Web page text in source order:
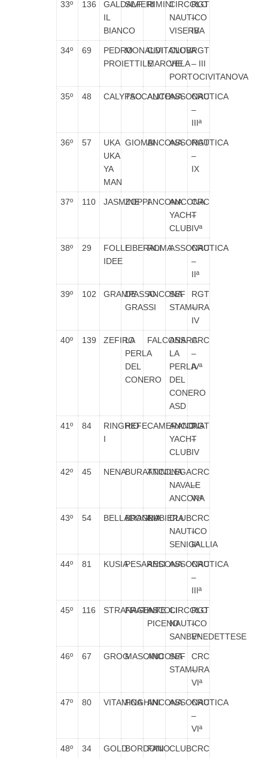
33º 136
GALDALF
IL
BIANCO
SIVIERIRIMINICIRCOLO
NAUTICO
VISERBA
RGT
–
IV
34º 69
PEDRO
PROIETTILE
MONALDICIVITANOVA
MARCHE
CLUB
VELA
PORTOCIVITANOVA
RGT
– III
35º 48 CALYPSOTACCALITE
ANCONAASSONAUTICA
CRC
–
IIIª
36º 57
UKA
UKA
YA
MAN
GIOMBIANCONAASSONAUTICA
RGT
–
IX
37º 110 JASMINE
ZOPPIANCONAANCONA
YACHT
CLUB
CRC
–
IVª
38º 29
FOLLE
IDEE
LIBERALI
ROMAASSONAUTICA
CRC
–
IIª
39º 102 GRAMPASSO
DE
GRASSI
ANCONA
SEF
STAMURA
RGT
–
IV
40º 139 ZEFIRO
LA
PERLA
DEL
CONERO
FALCONARA
ASS.
LA
PERLA
DEL
CONERO
ASD
CRC
–
IVª
41º 84
RINGHIO
I
REFECAMERANO
ANCONA
YACHT
CLUB
RGT
–
IV
42º 45 NENABURATTINI
ANCONA
LEGA
NAVALE
ANCONA
CRC
–
VIª
43º 54 BELLADONNA
BRAGLIARUBIERA
CLUB
NAUTICO
SENIGALLIA
CRC
–
IIª
44º 81 KUSIAPESARESIANCONAASSONAUTICA
CRC
–
IIIª
45º 116 STRANAGENTE
FRATINIASCOLI
PICENO
CIRCOLO
NAUTICO
SANBENEDETTESE
RGT
–
Vª
46º 67 GROGMASCINOANCONA
SEF
STAMURA
CRC
–
VIª
47º 80 VITAMINAFOGHINIANCONAASSONAUTICA
CRC
–
VIª
48º 34
GOLDBORDONI
FANOCLUBCRC